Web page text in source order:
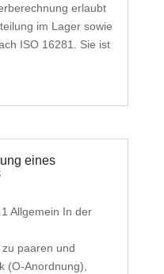
erlaubt
im Lager sowie
ISO 16281. Sie ist
eines
Allgemein In der
paaren und
(O-Anordnung),